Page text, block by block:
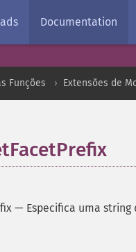
Documentation
Funções Extensões de
— Especifica uma